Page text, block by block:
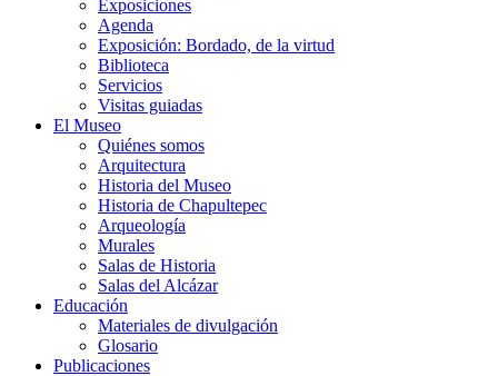
Exposiciones
Agenda
Exposición: Bordado, de la virtud
Biblioteca
Servicios
Visitas guiadas
El Museo
Quiénes somos
Arquitectura
Historia del Museo
Historia de Chapultepec
Arqueología
Murales
Salas de Historia
Salas del Alcázar
Educación
Materiales de divulgación
Glosario
Publicaciones